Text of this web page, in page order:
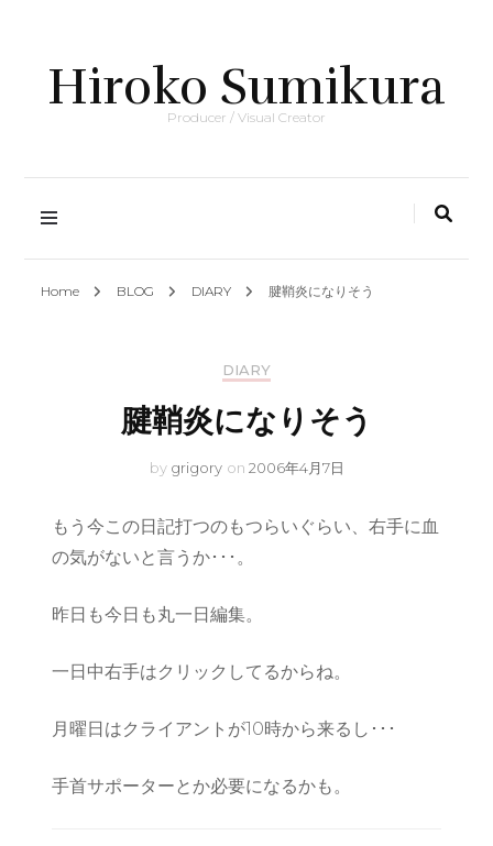
Hiroko Sumikura
Producer / Visual Creator
Home BLOG DIARY 腱鞘炎になりそう
DIARY
腱鞘炎になりそう
by grigory on 2006年4月7日
もう今この日記打つのもつらいぐらい、右手に血
の気がないと言うか･･･。
昨日も今日も丸一日編集。
一日中右手はクリックしてるからね。
月曜日はクライアントが10時から来るし･･･
手首サポーターとか必要になるかも。